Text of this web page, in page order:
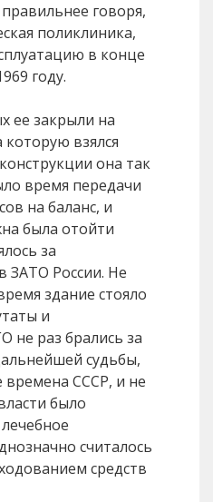
говоря,
поликлиника,
в конце
году.
ее закрыли на
взялся
она так
время передачи
на баланс, и
была отойти
за
ЗАТО России. Не
здание стояло
и
не раз брались за
судьбы,
времена СССР, и не
было
считалось
средств